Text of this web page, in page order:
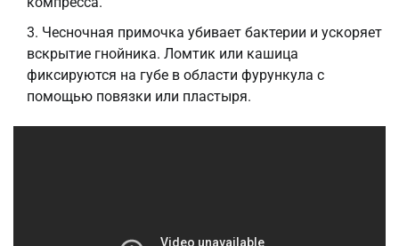
Чесночная примочка убивает бактерии и ускоряет
вскрытие гнойника. Ломтик или кашица
фиксируются на губе в области фурункула с
помощью повязки или пластыря.